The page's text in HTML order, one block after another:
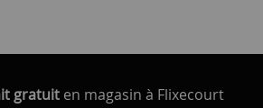
gratuit en magasin à Flixecourt